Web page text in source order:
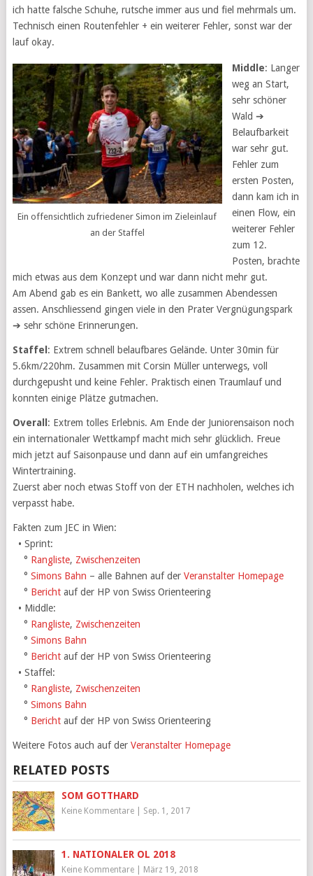
ich hatte falsche Schuhe, rutsche immer aus und fiel mehrmals um.
Technisch einen Routenfehler + ein weiterer Fehler, sonst war der
lauf okay.
Ein offensichtlich zufriedener Simon im Zieleinlauf
an der Staffel
Middle: Langer
weg an Start,
sehr schöner
Wald ➔
Belaufbarkeit
war sehr gut.
Fehler zum
ersten Posten,
dann kam ich in
einen Flow, ein
weiterer Fehler
zum 12.
Posten, brachte
mich etwas aus dem Konzept und war dann nicht mehr gut.
Am Abend gab es ein Bankett, wo alle zusammen Abendessen
assen. Anschliessend gingen viele in den Prater Vergnügungspark
➔ sehr schöne Erinnerungen.
Staffel : Extrem schnell belaufbares Gelände. Unter 30min für
5.6km/220hm. Zusammen mit Corsin Müller unterwegs, voll
durchgepusht und keine Fehler. Praktisch einen Traumlauf und
konnten einige Plätze gutmachen.
Overall : Extrem tolles Erlebnis. Am Ende der Juniorensaison noch
ein internationaler Wettkampf macht mich sehr glücklich. Freue
mich jetzt auf Saisonpause und dann auf ein umfangreiches
Wintertraining.
Zuerst aber noch etwas Stoff von der ETH nachholen, welches ich
verpasst habe.
Fakten zum JEC in Wien:
• Sprint:
° Rangliste, Zwischenzeiten
° Simons Bahn – alle Bahnen auf der Veranstalter Homepage
° Bericht auf der HP von Swiss Orienteering
• Middle:
° Rangliste, Zwischenzeiten
° Simons Bahn
° Bericht auf der HP von Swiss Orienteering
• Staffel:
° Rangliste, Zwischenzeiten
° Simons Bahn
° Bericht auf der HP von Swiss Orienteering
Weitere Fotos auch auf der Veranstalter Homepage
RELATED POSTS
SOM GOTTHARD
Keine Kommentare| Sep. 1, 2017
1. NATIONALER OL 2018
Keine Kommentare| März 19, 2018